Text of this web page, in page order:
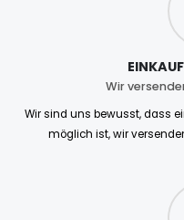
Wir
Wir sind uns bewusst, dass
möglich ist, wir